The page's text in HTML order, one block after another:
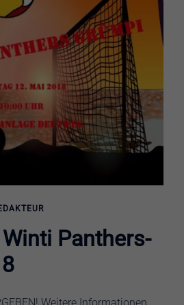
Winti Panthers-